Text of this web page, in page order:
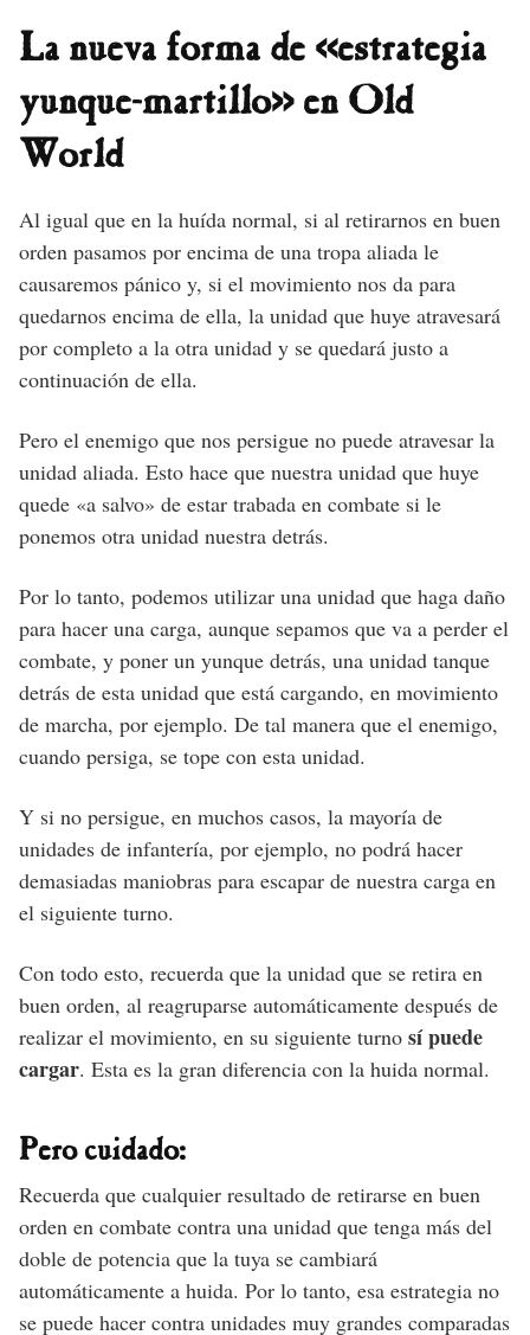
La nueva forma de «estrategia
yunque-martillo» en Old
World
Al igual que en la huída normal, si al retirarnos en buen
orden pasamos por encima de una tropa aliada le
causaremos pánico y, si el movimiento nos da para
quedarnos encima de ella, la unidad que huye atravesará
por completo a la otra unidad y se quedará justo a
continuación de ella.
Pero el enemigo que nos persigue no puede atravesar la
unidad aliada. Esto hace que nuestra unidad que huye
quede «a salvo» de estar trabada en combate si le
ponemos otra unidad nuestra detrás.
Por lo tanto, podemos utilizar una unidad que haga daño
para hacer una carga, aunque sepamos que va a perder el
combate, y poner un yunque detrás, una unidad tanque
detrás de esta unidad que está cargando, en movimiento
de marcha, por ejemplo. De tal manera que el enemigo,
cuando persiga, se tope con esta unidad.
Y si no persigue, en muchos casos, la mayoría de
unidades de infantería, por ejemplo, no podrá hacer
demasiadas maniobras para escapar de nuestra carga en
el siguiente turno.
Con todo esto, recuerda que la unidad que se retira en
buen orden, al reagruparse automáticamente después de
realizar el movimiento, en su siguiente turno sí puede
cargar. Esta es la gran diferencia con la huida normal.
Pero cuidado:
Recuerda que cualquier resultado de retirarse en buen
orden en combate contra una unidad que tenga más del
doble de potencia que la tuya se cambiará
automáticamente a huida. Por lo tanto, esa estrategia no
se puede hacer contra unidades muy grandes comparadas